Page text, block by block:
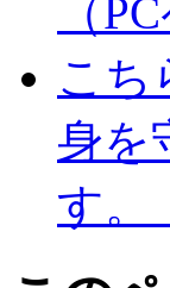
（
こち
身を
す。